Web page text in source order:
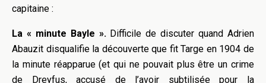
capitaine :
La « minute Bayle ».Difficile de discuter quand Adrien
Abauzit disqualifie la découverte que fit Targe en 1904 de
la minute réapparue (et qui ne pouvait plus être un crime
de Dreyfus, accusé de l’avoir subtilisée pour la